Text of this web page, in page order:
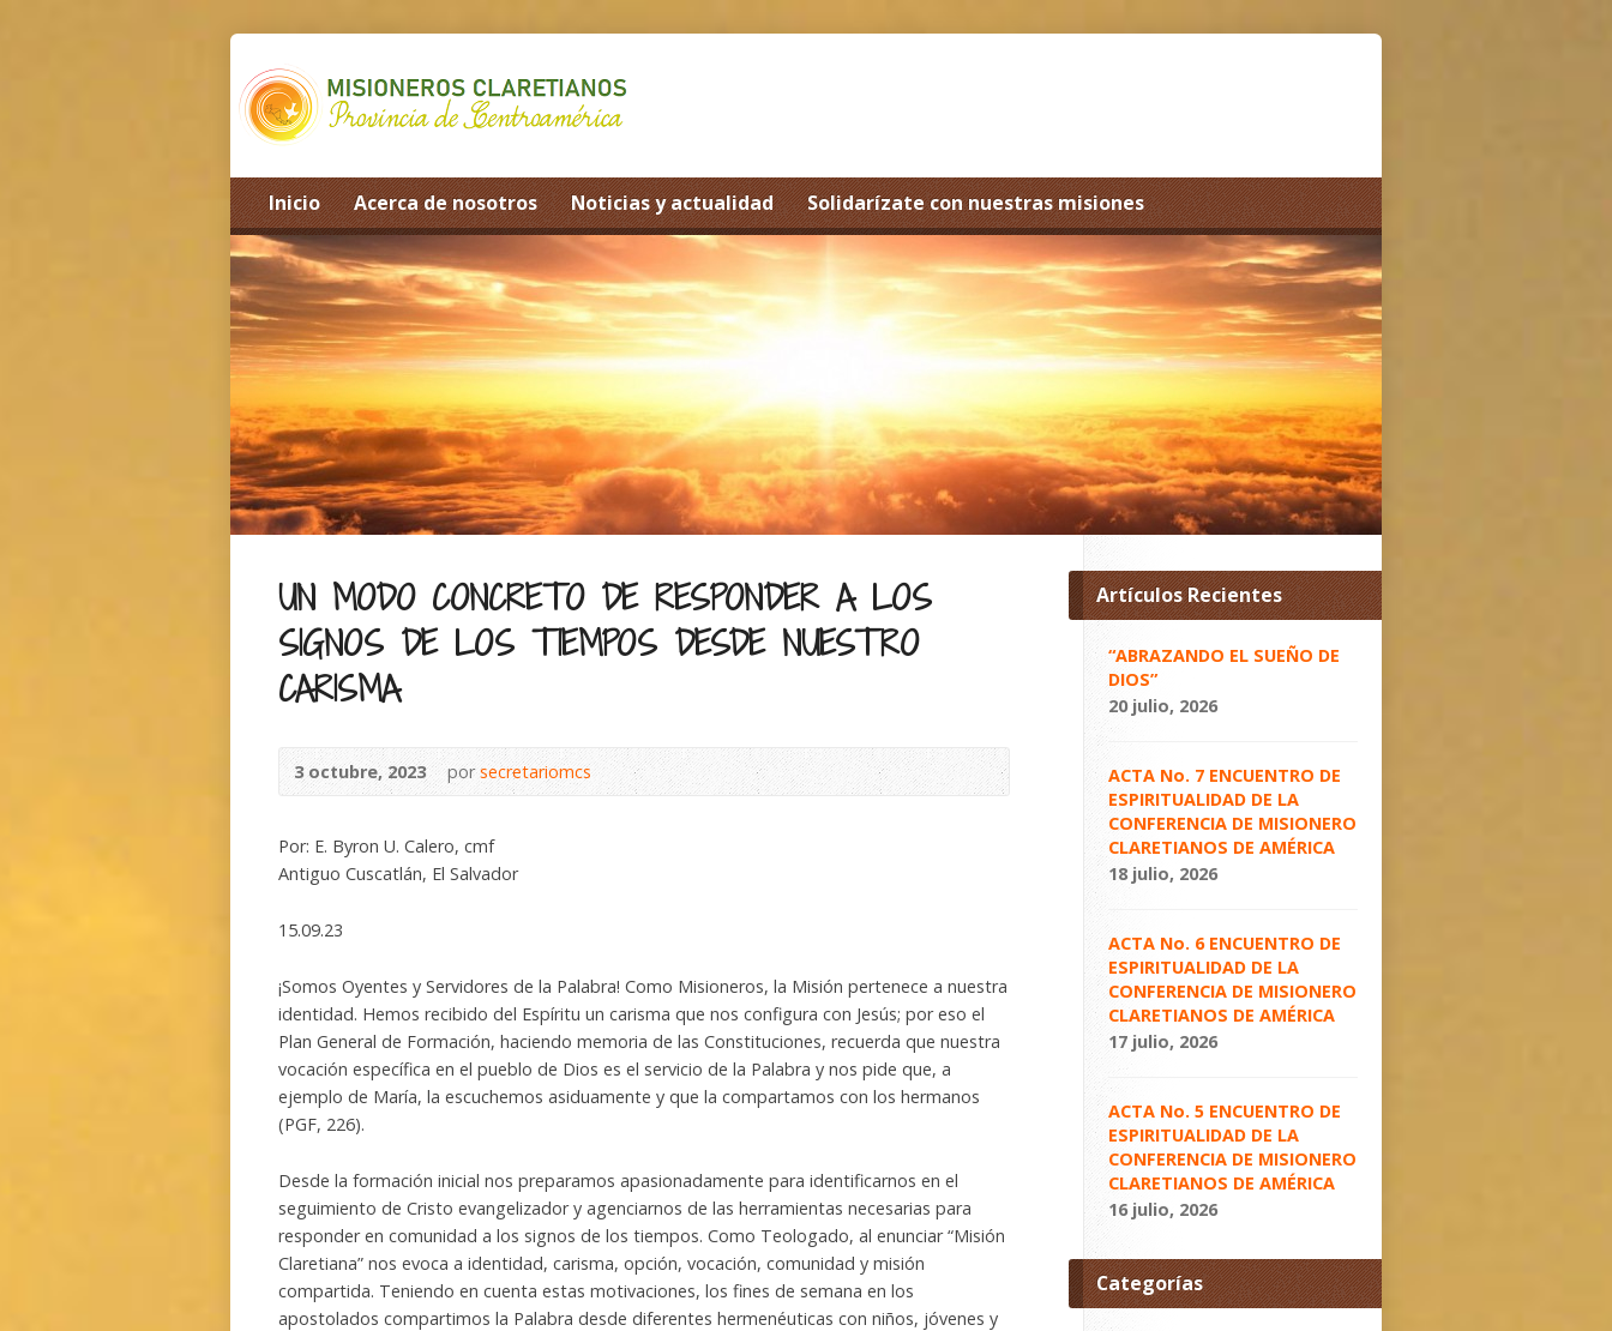
Inicio Acerca de nosotros Noticias y actualidad Solidarízate con nuestras misiones
UN MODO CONCRETO DE RESPONDER A LOS
SIGNOS DE LOS TIEMPOS DESDE NUESTRO
CARISMA
3 octubre, 2023 porsecretariomcs
Por: E. Byron U. Calero, cmf
Antiguo Cuscatlán, El Salvador
15.09.23
¡Somos Oyentes y Servidores de la Palabra! Como Misioneros, la Misión pertenece a nuestra
identidad. Hemos recibido del Espíritu un carisma que nos configura con Jesús; por eso el
Plan General de Formación, haciendo memoria de las Constituciones, recuerda que nuestra
vocación específica en el pueblo de Dios es el servicio de la Palabra y nos pide que, a
ejemplo de María, la escuchemos asiduamente y que la compartamos con los hermanos
(PGF, 226).
Desde la formación inicial nos preparamos apasionadamente para identificarnos en el
seguimiento de Cristo evangelizador y agenciarnos de las herramientas necesarias para
responder en comunidad a los signos de los tiempos. Como Teologado, al enunciar “Misión
Claretiana” nos evoca a identidad, carisma, opción, vocación, comunidad y misión
compartida. Teniendo en cuenta estas motivaciones, los fines de semana en los
apostolados compartimos la Palabra desde diferentes hermenéuticas con niños, jóvenes y
Artículos Recientes
“ABRAZANDO EL SUEÑO DE
DIOS”
20 julio, 2026
ACTA No. 7 ENCUENTRO DE
ESPIRITUALIDAD DE LA
CONFERENCIA DE MISIONERO
CLARETIANOS DE AMÉRICA
18 julio, 2026
ACTA No. 6 ENCUENTRO DE
ESPIRITUALIDAD DE LA
CONFERENCIA DE MISIONERO
CLARETIANOS DE AMÉRICA
17 julio, 2026
ACTA No. 5 ENCUENTRO DE
ESPIRITUALIDAD DE LA
CONFERENCIA DE MISIONERO
CLARETIANOS DE AMÉRICA
16 julio, 2026
Categorías